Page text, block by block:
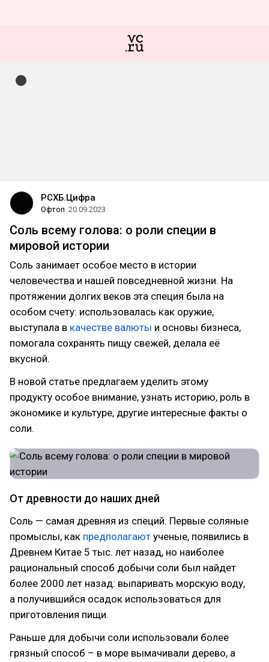
РСХБ.Цифра
Офтоп 20.09.2023
Соль всему голова: о роли специи в
мировой истории
Соль занимает особое место в истории
человечества и нашей повседневной жизни. На
протяжении долгих веков эта специя была на
особом счету: использовалась как оружие,
выступала в качестве валюты и основы бизнеса,
помогала сохранять пищу свежей, делала её
вкусной.
В новой статье предлагаем уделить этому
продукту особое внимание, узнать историю, роль в
экономике и культуре, другие интересные факты о
соли.
От древности до наших дней
Соль — самая древняя из специй. Первые соляные
промыслы, как предполагают ученые, появились в
Древнем Китае 5 тыс. лет назад, но наиболее
рациональный способ добычи соли был найдет
более 2000 лет назад: выпаривать морскую воду,
а получившийся осадок использоваться для
приготовления пищи.
Раньше для добычи соли использовали более
грязный способ – в море вымачивали дерево, а